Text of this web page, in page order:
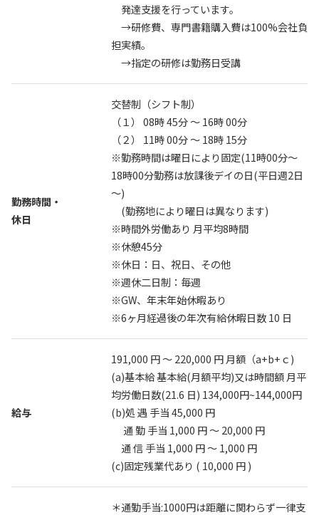
発達支援を行っています。
→研修費、専門書籍購入費は100%会社負
担実績。
→指定の研修は勤務日受講
勤務時間・
休日
交替制（シフト制）
（１） 08時 45分 〜 16時 00分
（２） 11時 00分 〜 18時 15分
※勤務時間は曜日により固定(11時00分～
18時00分勤務は放課後デイの日(平日週2日
～)
(勤務地により曜日は異なります)
※時間外労働あり 月平均8時間
※休憩45分
※休日：日、祝日、その他
※週休二日制：毎週
※GW、年末年始休暇あり
※6ヶ月経過後の年次有給休暇日数 10 日
給与
191,000 円 〜 220,000 円 月額（a+b+ｃ)
(a)基本給 基本給(月額平均)又は時間額 月平
均労働日数(21.6 日) 134,000円~144,000円
(b)処 遇 手当 45,000 円
通 勤 手当 1,000 円 〜 20,000 円
通 信 手当 1,000 円 〜 1,000 円
(c)固定残業代あり ( 10,000 円 )
＊通勤手当:1000円は距離に関わらず一律支